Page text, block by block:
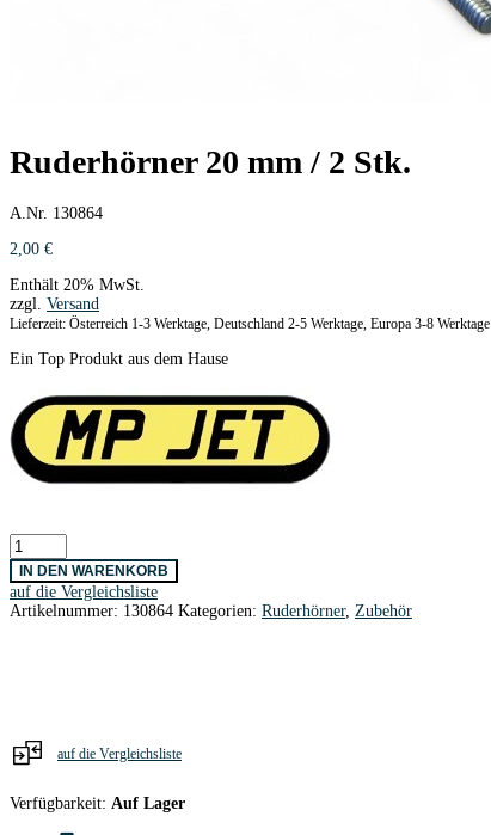
Ruderhörner 20 mm / 2 Stk.
A.Nr. 130864
2,00 €
Enthält 20% MwSt.
zzgl. Versand
Lieferzeit: Österreich 1-3 Werktage, Deutschland 2-5 Werktage, Europa 3-8 Werktage
Ein Top Produkt aus dem Hause
Ruderhörner
20
mm
/
2
IN DEN WARENKORB
auf die Vergleichsliste
Artikelnummer: 130864 Kategorien: Ruderhörner, Zubehör
auf die Vergleichsliste
Verfügbarkeit: Auf Lager